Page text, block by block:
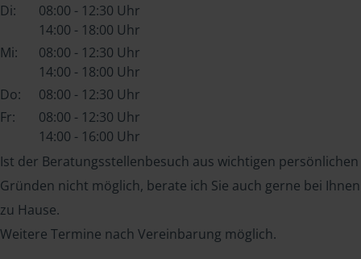
Di:
08:00 - 12:30 Uhr
14:00 - 18:00 Uhr
Mi:
08:00 - 12:30 Uhr
14:00 - 18:00 Uhr
Do:
08:00 - 12:30 Uhr
Fr:
08:00 - 12:30 Uhr
14:00 - 16:00 Uhr
Ist der Beratungsstellenbesuch aus wichtigen persönlichen
Gründen nicht möglich, berate ich Sie auch gerne bei Ihnen
zu Hause.
Weitere Termine nach Vereinbarung möglich.